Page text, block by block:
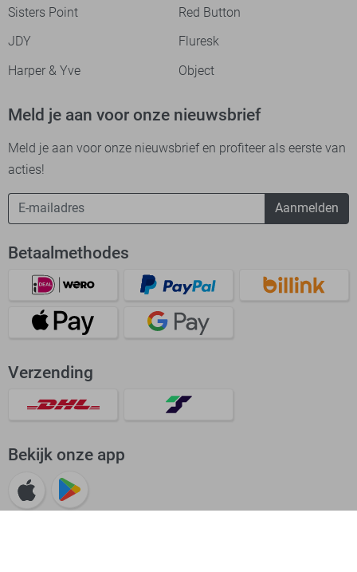
Sisters Point
Red Button
JDY
Fluresk
Harper & Yve
Object
Meld je aan voor onze nieuwsbrief
Meld je aan voor onze nieuwsbrief en profiteer als eerste van
acties!
Aanmelden
Betaalmethodes
Verzending
Bekijk onze app